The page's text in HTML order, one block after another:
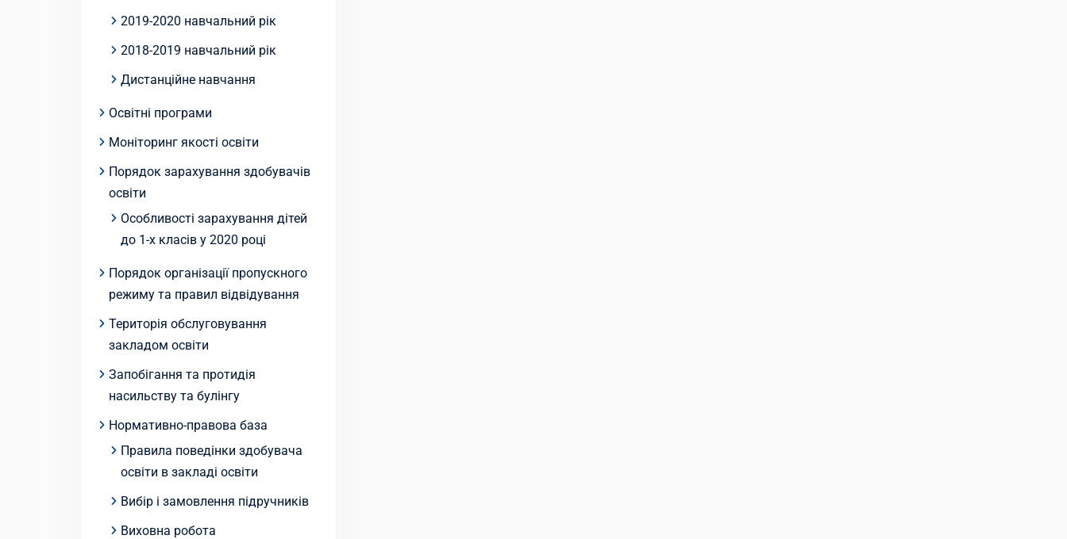
2019-2020 навчальний рік
2018-2019 навчальний рік
Дистанційне навчання
Освітні програми
Моніторинг якості освіти
Порядок зарахування здобувачів
освіти
Особливості зарахування дітей
до 1-х класів у 2020 році
Порядок організації пропускного
режиму та правил відвідування
Територія обслуговування
закладом освіти
Запобігання та протидія
насильству та булінгу
Нормативно-правова база
Правила поведінки здобувача
освіти в закладі освіти
Вибір і замовлення підручників
Виховна робота